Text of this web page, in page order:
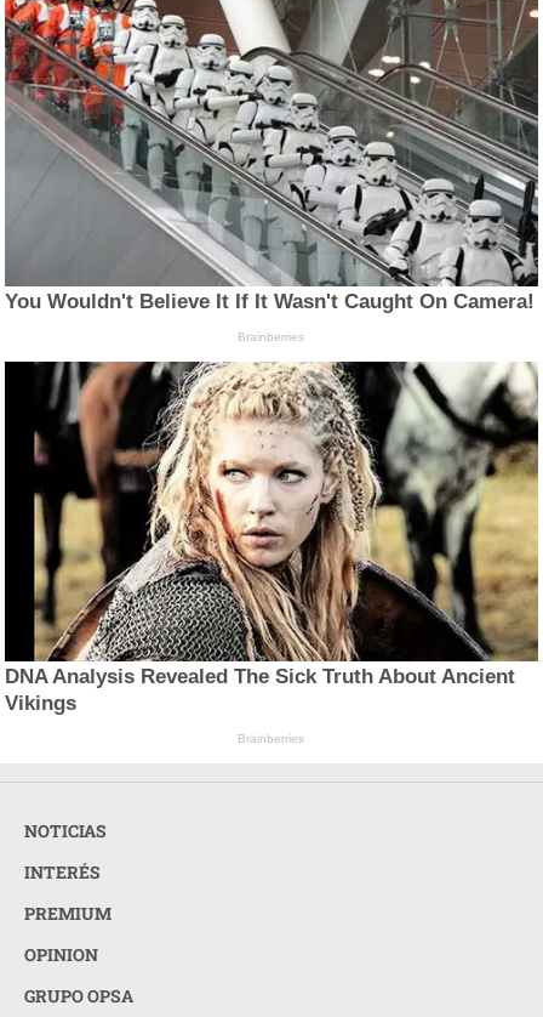
You Wouldn't Believe It If It Wasn't Caught On Camera!
Brainberries
DNA Analysis Revealed The Sick Truth About Ancient
Vikings
Brainberries
NOTICIAS
INTERÉS
PREMIUM
OPINION
GRUPO OPSA